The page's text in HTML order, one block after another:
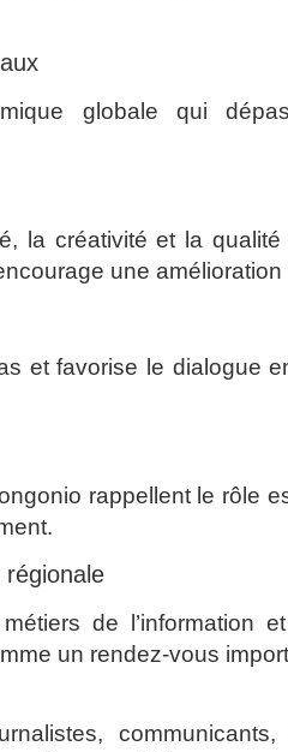
globale qui
la créativité et la
une
et favorise le dialogue
rappellent le rôle
de l’information
un rendez-vous